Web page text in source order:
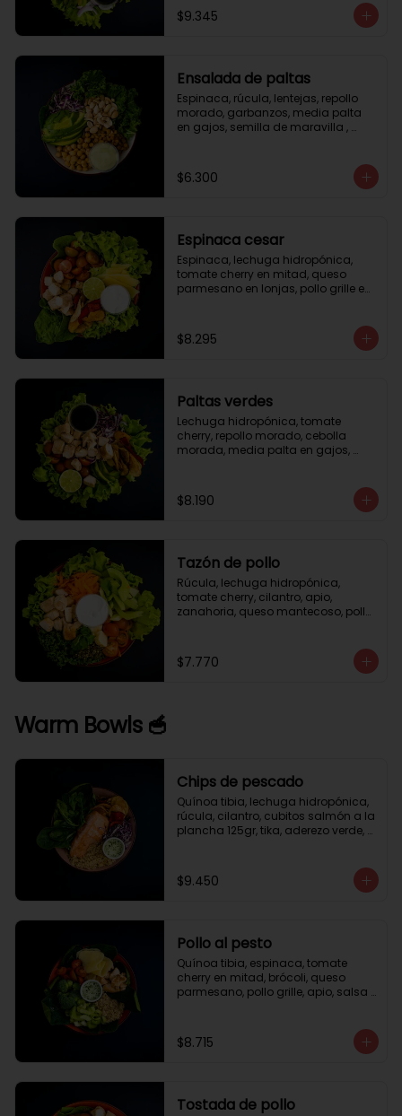
balsámica.
$9.345
Ensalada de paltas
Espinaca, rúcula, lentejas, repollo
morado, garbanzos, media palta
en gajos, semilla de maravilla ,
$6.300
Espinaca cesar
Espinaca, lechuga hidropónica,
tomate cherry en mitad, queso
parmesano en lonjas, pollo grille en
$8.295
Paltas verdes
Lechuga hidropónica, tomate
cherry, repollo morado, cebolla
morada, media palta en gajos,
$8.190
Tazón de pollo
Rúcula, lechuga hidropónica,
tomate cherry, cilantro, apio,
zanahoria, queso mantecoso, pollo
$7.770
Warm Bowls 🥣
Chips de pescado
Quínoa tibia, lechuga hidropónica,
rúcula, cilantro, cubitos salmón a la
plancha 125gr, tika, aderezo verde,
$9.450
Pollo al pesto
Quínoa tibia, espinaca, tomate
cherry en mitad, brócoli, queso
parmesano, pollo grille, apio, salsa
$8.715
Tostada de pollo